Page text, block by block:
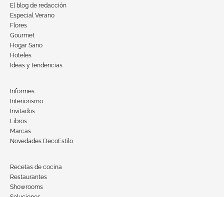
El blog de redacción
Especial Verano
Flores
Gourmet
Hogar Sano
Hoteles
Ideas y tendencias
Informes
Interiorismo
Invitados
Libros
Marcas
Novedades DecoEstilo
Recetas de cocina
Restaurantes
Showrooms